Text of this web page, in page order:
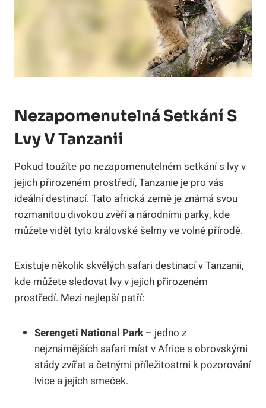
Nezapomenutelná Setkání S
Lvy V Tanzanii
Pokud toužíte po nezapomenutelném setkání s lvy v
jejich přirozeném prostředí, Tanzanie je pro vás
ideální destinací. Tato africká země je známá svou
rozmanitou divokou zvěří a národními parky, kde
můžete vidět tyto královské šelmy ve volné přírodě.
Existuje několik skvělých safari destinací v Tanzanii,
kde můžete sledovat lvy v jejich přirozeném
prostředí. Mezi nejlepší patří:
Serengeti National Park – jedno z
nejznámějších safari míst v Africe s obrovskými
stády zvířat a četnými příležitostmi k pozorování
lvice a jejich smeček.